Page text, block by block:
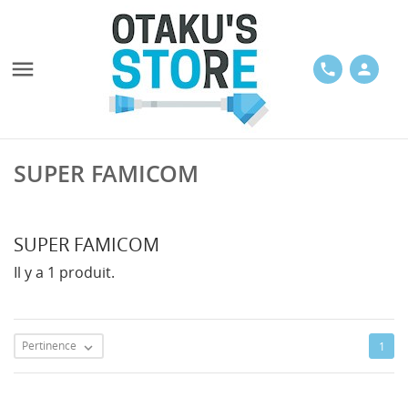
 phone person
SUPER FAMICOM
SUPER FAMICOM
Il y a 1 produit.
Pertinence  1